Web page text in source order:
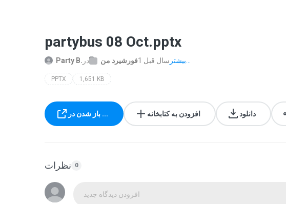
partybus 08 Oct.pptx
Party B. در فورشیرد من 1 سال‌ قبل
PPTX 1,651 KB
باز شدن در ... افزودن به کتابخانه دانلود
نظرات 0
افزودن دیدگاه جدید